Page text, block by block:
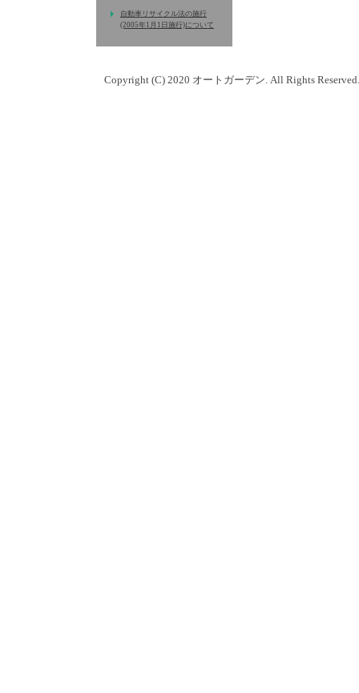
自動車リサイクル法の施行
(2005年1月1日施行)について
Copyright (C) 2020 オートガーデン. All Rights Reserved.